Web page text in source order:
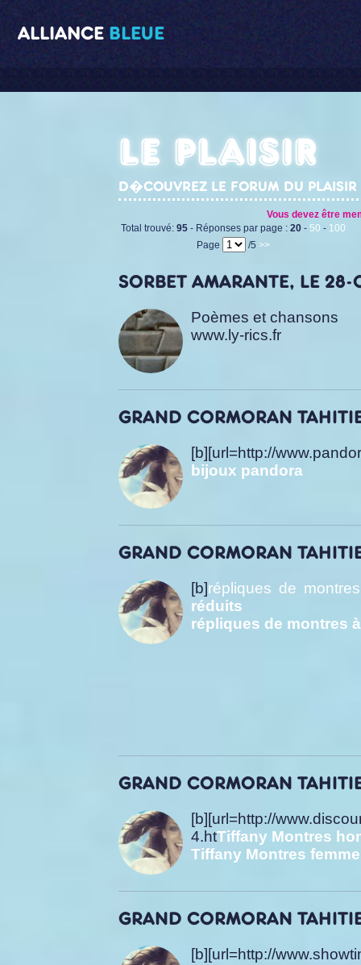
ALLIANCE BLEUE
Le plaisir
D�COUVREZ LE FORUM DU PLAISIR
Vous devez être
Total trouvé: 95 - Réponses par page : 20 - 50 - 100
Page
/5 >>
SORBET AMARANTE, LE
Poèmes et chansons
www.ly-rics.fr
GRAND CORMORAN
[b][url=http://
bijoux pandora
GRAND CORMORAN
[b]répliques de
réduits
répliques de montres
GRAND CORMORAN
[b][url=http://
4.htTiffany Montres
Tiffany Montres
GRAND CORMORAN
[b][url=http://